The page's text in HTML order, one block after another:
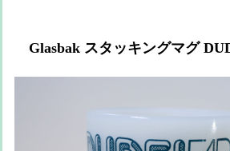
Glasbak スタッキングマグ